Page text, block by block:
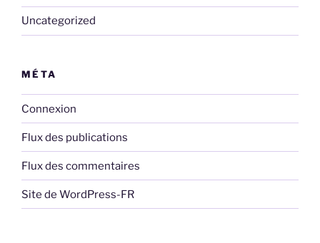
Uncategorized
MÉTA
Connexion
Flux des publications
Flux des commentaires
Site de WordPress-FR